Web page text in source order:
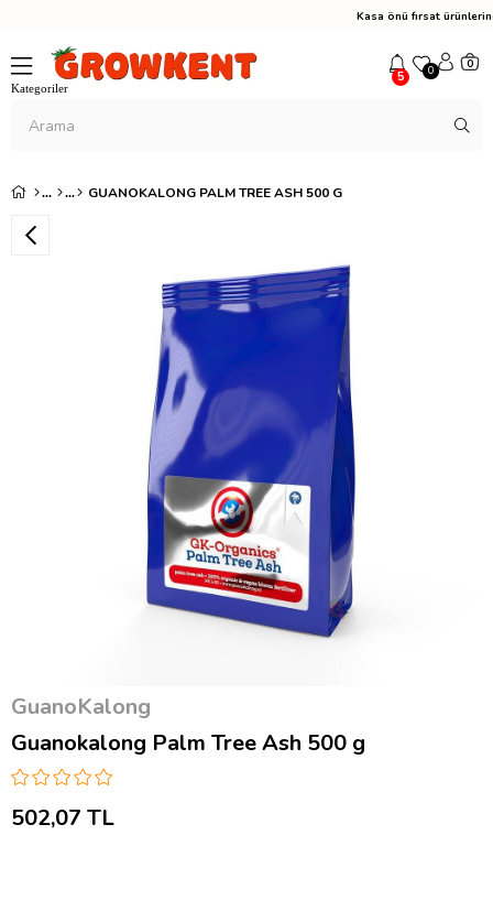
Kasa önü fırsat
5 0 0
GUANOKALONG PALM TREE ASH 500 G
GuanoKalong
Guanokalong Palm Tree Ash 500 g
502,07 TL